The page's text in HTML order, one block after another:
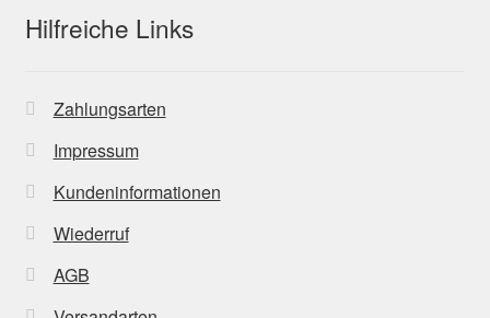
Hilfreiche Links
Zahlungsarten
Impressum
Kundeninformationen
Wiederruf
AGB